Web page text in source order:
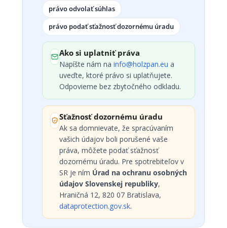
právo odvolať súhlas
právo podať sťažnosť dozornému úradu
Ako si uplatniť práva
Napíšte nám na info@holzpan.eu a
uveďte, ktoré právo si uplatňujete.
Odpovieme bez zbytočného odkladu.
Sťažnosť dozornému úradu
Ak sa domnievate, že spracúvaním
vašich údajov boli porušené vaše
práva, môžete podať sťažnosť
dozornému úradu. Pre spotrebiteľov v
SR je ním Úrad na ochranu osobných
údajov Slovenskej republiky,
Hraničná 12, 820 07 Bratislava,
dataprotection.gov.sk.